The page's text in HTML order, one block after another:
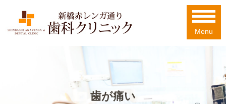
Menu
歯が痛い